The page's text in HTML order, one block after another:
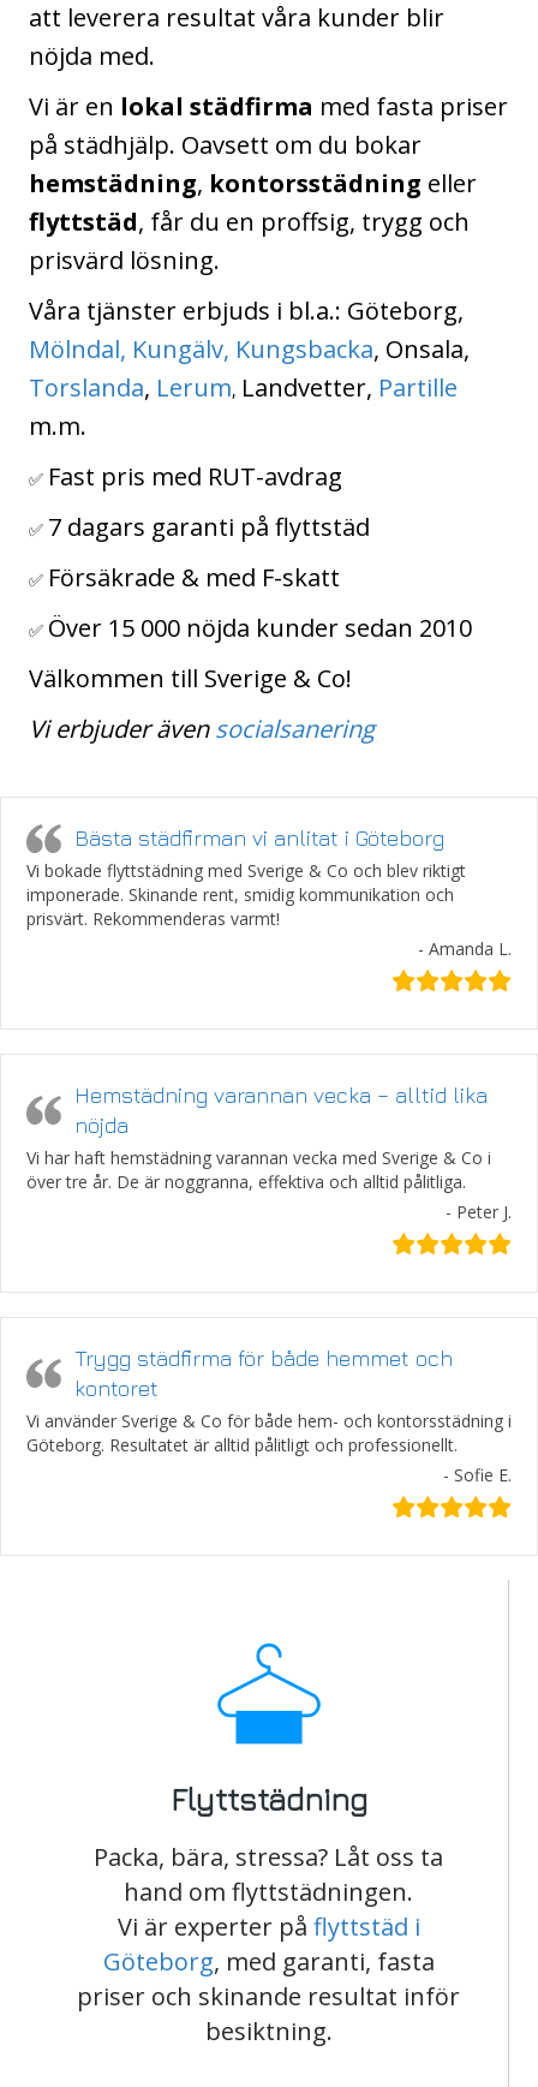
att leverera resultat våra kunder blir
nöjda med.
Vi är en lokal städfirma med fasta priser
på städhjälp. Oavsett om du bokar
hemstädning, kontorsstädning eller
flyttstäd, får du en proffsig, trygg och
prisvärd lösning.
Våra tjänster erbjuds i bl.a.: Göteborg,
Mölndal, Kungälv, Kungsbacka, Onsala,
Torslanda, Lerum, Landvetter, Partille
m.m.
✅ Fast pris med RUT-avdrag
✅ 7 dagars garanti på flyttstäd
✅ Försäkrade & med F-skatt
✅ Över 15 000 nöjda kunder sedan 2010
Välkommen till Sverige & Co!
Vi erbjuder ävensocialsanering
Bästa städfirman vi anlitat i Göteborg
Vi bokade flyttstädning med Sverige & Co och blev riktigt
imponerade. Skinande rent, smidig kommunikation och
prisvärt. Rekommenderas varmt!
- Amanda L.
Hemstädning varannan vecka – alltid lika
nöjda
Vi har haft hemstädning varannan vecka med Sverige & Co i
över tre år. De är noggranna, effektiva och alltid pålitliga.
- Peter J.
Trygg städfirma för både hemmet och
kontoret
Vi använder Sverige & Co för både hem- och kontorsstädning i
Göteborg. Resultatet är alltid pålitligt och professionellt.
- Sofie E.
Flyttstädning
Packa, bära, stressa? Låt oss ta
hand om flyttstädningen.
Vi är experter på flyttstäd i
Göteborg, med garanti, fasta
priser och skinande resultat inför
besiktning.